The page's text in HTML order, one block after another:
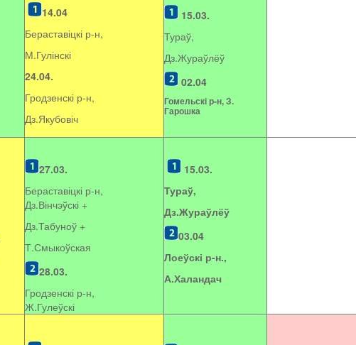
14.04
Бераставіцкі р-н,
М.Гулінскі
24.04.
Гродзенскі р-н,
Дз.Якубовіч
15.03.
Тураў,
Дз.Жураўлёў
02.04
Гомельскі р-н, З.
Гарошка
27.03.
Бераставіцкі р-н,
Дз.Вінчэўскі +
Дз.Табуноў +
Т.Смыкоўская
28.03.
Гродзенскі р-н,
Ж.Гулеўскі
15.03.
Тураў,
Дз.Жураўлёў
03.04
Лоеўскі р-н.,
А.Халандач